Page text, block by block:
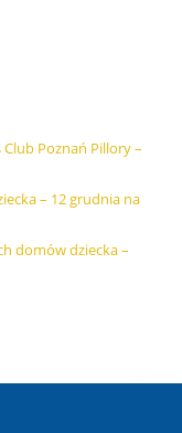
Poznań Pillory –
– 12 grudnia na
domów dziecka –